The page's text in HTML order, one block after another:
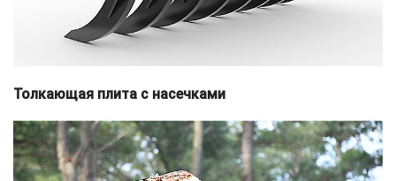
Толкающая плита с насечками